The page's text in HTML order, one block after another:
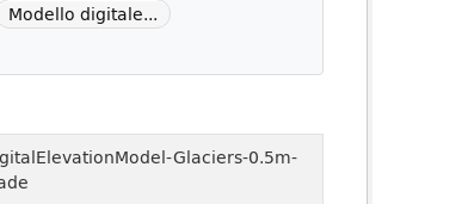
Modello digitale...
Glaciers-0.5m-